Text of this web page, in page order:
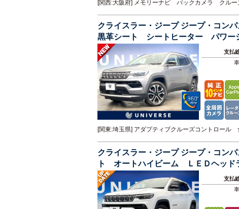
[関西:大阪府] メモリーナビ バックカメラ クル
クライスラー・ジープ ジープ・コ
黒革シート シートヒーター パワ
ビＴＶ Ｂｌｕｅｔｏｏｔｈ
支払
[関東:埼玉県] アダプティブクルーズコントロー
クライスラー・ジープ ジープ・コン
ト オートハイビーム ＬＥＤヘッ
ア 純正ナビ 全方位カメラ 禁煙車
支払